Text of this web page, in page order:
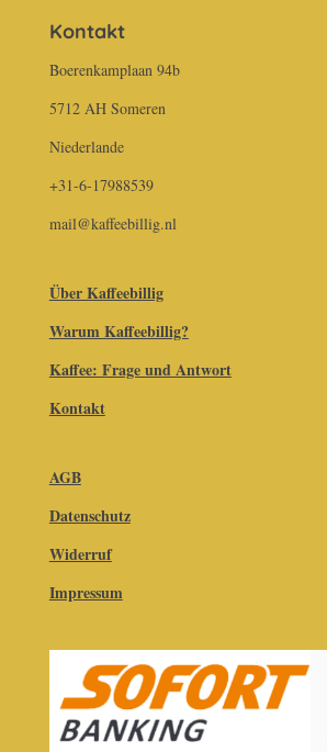
Kontakt
Boerenkamplaan 94b
5712 AH Someren
Niederlande
+31-6-17988539
mail@kaffeebillig.nl
Über Kaffeebillig
Warum Kaffeebillig?
Kaffee: Frage und Antwort
Kontakt
AGB
Datenschutz
Widerruf
Impressum